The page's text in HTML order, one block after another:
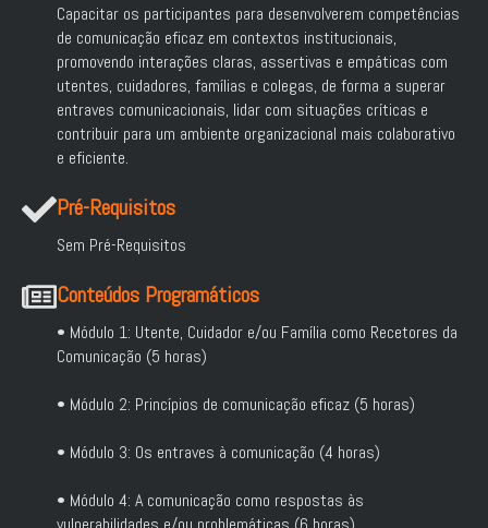
Capacitar os participantes para desenvolverem competências
de comunicação eficaz em contextos institucionais,
promovendo interações claras, assertivas e empáticas com
utentes, cuidadores, famílias e colegas, de forma a superar
entraves comunicacionais, lidar com situações críticas e
contribuir para um ambiente organizacional mais colaborativo
e eficiente.
Pré-Requisitos
Sem Pré-Requisitos
Conteúdos Programáticos
• Módulo 1: Utente, Cuidador e/ou Família como Recetores da
Comunicação (5 horas)
• Módulo 2: Princípios de comunicação eficaz (5 horas)
• Módulo 3: Os entraves à comunicação (4 horas)
• Módulo 4: A comunicação como respostas às